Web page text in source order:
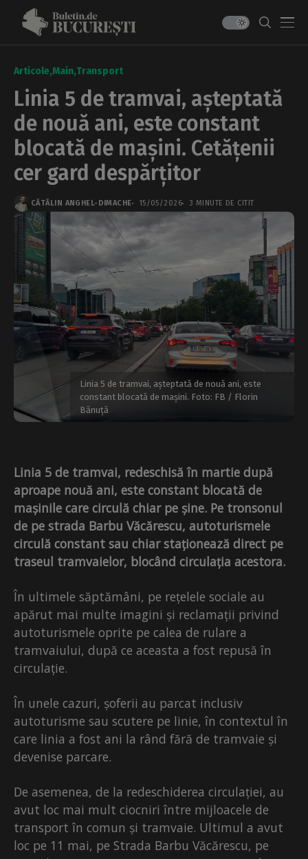
Articole Main Transport
Linia 5 de tramvai, așteptată
de nouă ani, este constant
blocată de mașini. Cetățenii
cer gard despărțitor
CĂTĂLIN ANGHEL-DIMACHE 15/05/2026 3 MINUTE DE CITIT
Linia 5 de tramvai, așteptată de nouă ani, este
constant blocată de mașini. Foto: FB / Florin
Bănuță
Linia 5 de tramvai, redeschisă în martie după
aproape nouă ani, este constant blocată de
mașinile care circulă chiar pe șine. Pe tronsonul
de pe strada Barbu Văcărescu, autoturismele
circulă constant sau chiar staționează direct pe
traseul tramvaielor, blocând circulația acestora.
În ultimele săptămâni, pe rețelele sociale au
apărut mai multe imagini și reclamații privind
autoturismele oprite pe calea de rulare a
tramvaiului, după ce aceasta a fost repusă în
circulație.
În unele cazuri, șoferii au parcat inclusiv
autoturisme sau scutere pe linie, în contextul în
care linia a fost ani la rând fără de tramvaie și
devenise parcare.
De asemenea, de la redeschiderea circulației, au
avut loc mai mult ciocniri între mijloacele de
transport în comun și tramvaie. Ultimul a avut
loc pe 11 mai, pe Strada Barbu Văcărescu, pe